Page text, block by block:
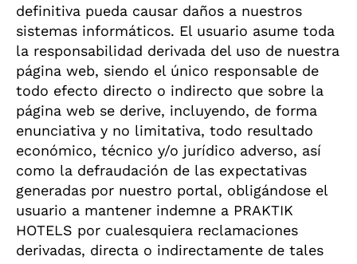
definitiva pueda causar daños a nuestros
sistemas informáticos. El usuario asume toda
la responsabilidad derivada del uso de nuestra
página web, siendo el único responsable de
todo efecto directo o indirecto que sobre la
página web se derive, incluyendo, de forma
enunciativa y no limitativa, todo resultado
económico, técnico y/o jurídico adverso, así
como la defraudación de las expectativas
generadas por nuestro portal, obligándose el
usuario a mantener indemne a PRAKTIK
HOTELS por cualesquiera reclamaciones
derivadas, directa o indirectamente de tales